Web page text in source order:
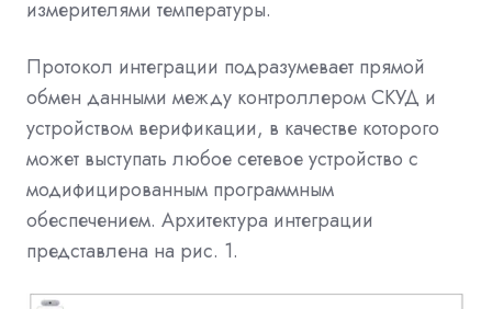
измерителями температуры.
Протокол интеграции подразумевает прямой
обмен данными между контроллером СКУД и
устройством верификации, в качестве которого
может выступать любое сетевое устройство с
модифицированным программным
обеспечением. Архитектура интеграции
представлена на рис. 1.